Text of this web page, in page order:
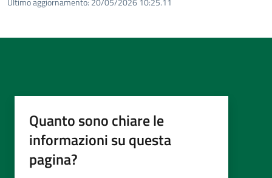
Quanto sono chiare le
informazioni su questa
pagina?